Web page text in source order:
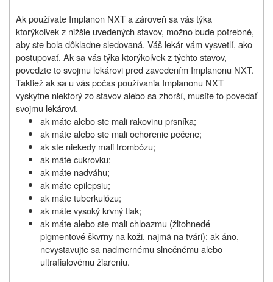
Ak používate Implanon NXT a zároveň sa vás týka
ktorýkoľvek z nižšie uvedených stavov, možno bude potrebné,
aby ste bola dôkladne sledovaná. Váš lekár vám vysvetlí, ako
postupovať. Ak sa vás týka ktorýkoľvek z týchto stavov,
povedzte to svojmu lekárovi pred zavedením Implanonu NXT.
Taktiež ak sa u vás počas používania Implanonu NXT
vyskytne niektorý zo stavov alebo sa zhorší, musíte to povedať
svojmu lekárovi.
ak máte alebo ste mali rakovinu prsníka;
ak máte alebo ste mali ochorenie pečene;
ak ste niekedy mali trombózu;
ak máte cukrovku;
ak máte nadváhu;
ak máte epilepsiu;
ak máte tuberkulózu;
ak máte vysoký krvný tlak;
ak máte alebo ste mali chloazmu (žltohnedé
pigmentové škvrny na koži, najmä na tvári); ak áno,
nevystavujte sa nadmernému slnečnému alebo
ultrafialovému žiareniu.